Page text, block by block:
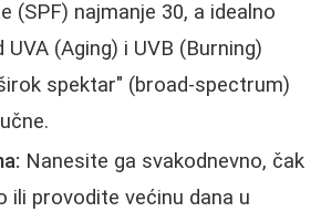
najmanje 30, a idealno
(Aging) i UVB (Burning)
spektar" (broad-spectrum)
Nanesite ga svakodnevno, čak
ili provodite većinu dana u